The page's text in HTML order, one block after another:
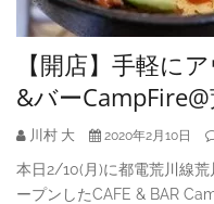
【開店】手軽に
&バー
川村 大 2020年2月10日
本日2/10(月)に都電荒川線
ープンしたCAFE & BAR